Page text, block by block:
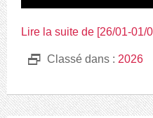
Lire la suite de [26/01-01/
D Classé dans : 2026